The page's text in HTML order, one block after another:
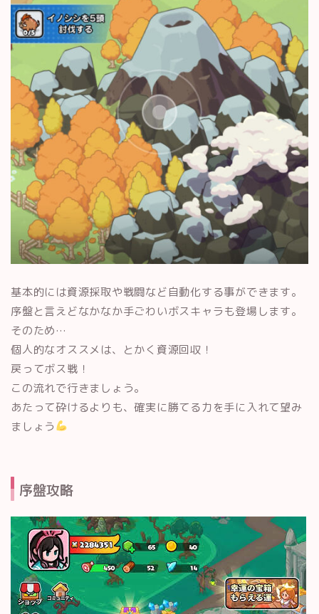
基本的には資源採取や戦闘など自動化する事ができます。
序盤と言えどなかなか手ごわいボスキャラも登場します。
そのため…
個人的なオススメは、とかく資源回収！
戻ってボス戦！
この流れで行きましょう。
あたって砕けるよりも、確実に勝てる力を手に入れて望み
ましょう
序盤攻略